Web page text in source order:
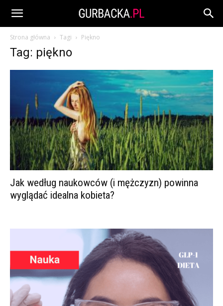
Strona główna Tagi Piękno
Tag: piękno
Jak według naukowców (i mężczyzn) powinna
wyglądać idealna kobieta?